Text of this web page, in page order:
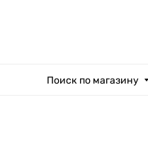
Поиск по магазину